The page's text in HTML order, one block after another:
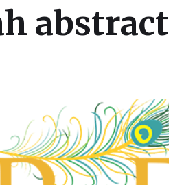
abstract